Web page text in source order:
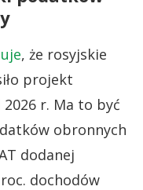
, że rosyjskie
projekt
r. Ma to być
obronnych
dodanej
dochodów